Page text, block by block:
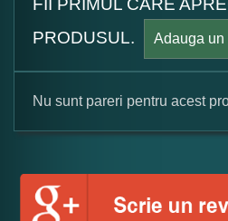
PRODUSUL.
Adauga un
Formular pareri client
Numele dumneavoastra:
Nu sunt pareri pentru acest